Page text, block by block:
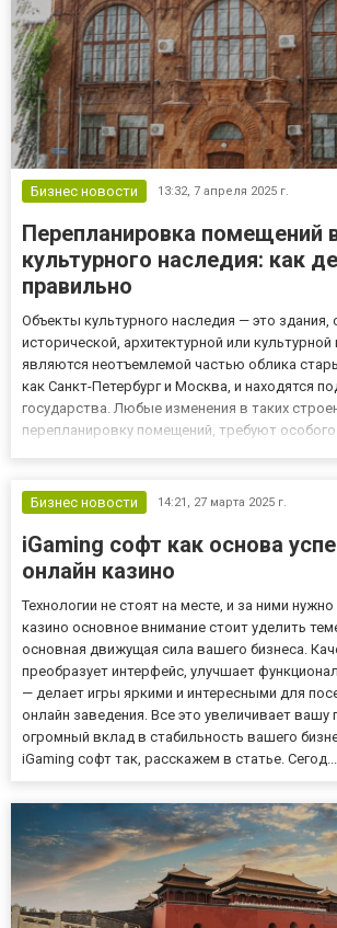
Бизнес новости 13:32, 7 апреля 2025 г.
Перепланировка помещений
культурного наследия: как
правильно
Объекты культурного наследия — это
исторической, архитектурной или
являются неотъемлемой частью облика
как Санкт-Петербург и Москва, и находятся
государства. Любые изменения в таких
перепланировку помещений, требуют
квартиры и...
Бизнес новости 14:21, 27 марта 2025 г.
iGaming софт как основа
онлайн казино
Технологии не стоят на месте, и за ними
казино основное внимание стоит уделить
основная движущая сила вашего бизнеса.
преобразует интерфейс, улучшает
— делает игры яркими и интересными для
онлайн заведения. Все это увеличивает вашу
огромный вклад в стабильность вашего
iGaming софт так, расскажем в статье. Сегод...